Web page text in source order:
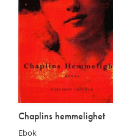
Chaplins hemmelighet
Ebok